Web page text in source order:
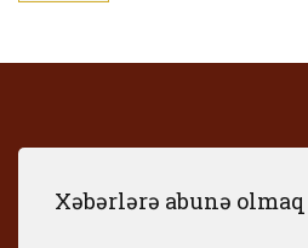
Xəbərlərə abunə